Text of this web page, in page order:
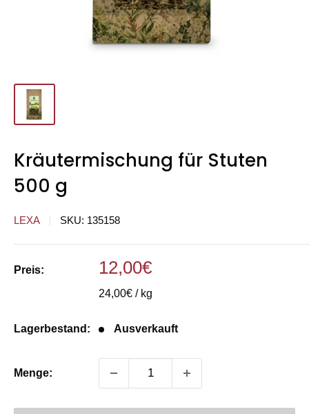
Kräutermischung für Stuten
500 g
LEXA SKU: 135158
Preis: Sonderpreis
12,00€
24,00€ / kg
Lagerbestand: Ausverkauft
Menge: